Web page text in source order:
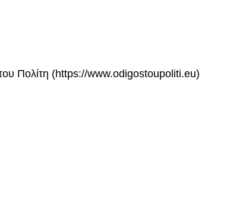
Πολίτη (https://www.odigostoupoliti.eu)